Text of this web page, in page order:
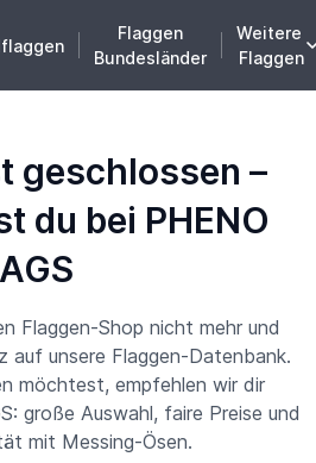
Flaggen
Bundesländer
Weitere
Flaggen
geschlossen –
du bei PHENO
Flaggen-Shop nicht mehr und
auf unsere Flaggen-Datenbank.
möchtest, empfehlen wir dir
große Auswahl, faire Preise und
mit Messing-Ösen.